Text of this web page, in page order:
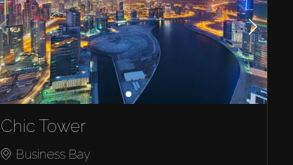
Chic Tower
Business Bay